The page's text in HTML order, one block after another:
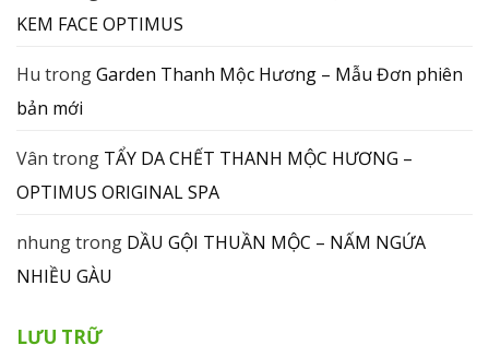
KEM FACE OPTIMUS
Hu trongGarden Thanh Mộc Hương – Mẫu Đơn phiên
bản mới
Vân trong TẨY DA CHẾT THANH MỘC HƯƠNG –
OPTIMUS ORIGINAL SPA
nhungtrong DẦU GỘI THUẦN MỘC – NẤM NGỨA
NHIỀU GÀU
LƯU TRỮ